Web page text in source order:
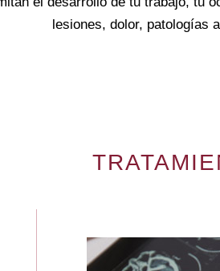
lesiones, dolor, patologías